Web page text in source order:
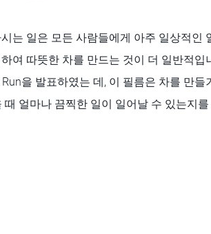
는 일은 모든 사람들에게 아주 일상적인
여 따뜻한 차를 만드는 것이 더 일반적입
을 발표하였는 데, 이 필름은 차를 만들
얼마나 끔찍한 일이 일어날 수 있는지